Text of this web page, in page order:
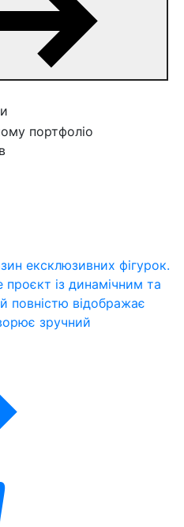
портфоліо
ексклюзивних фігурок.
із динамічним та
повністю відображає
зручний